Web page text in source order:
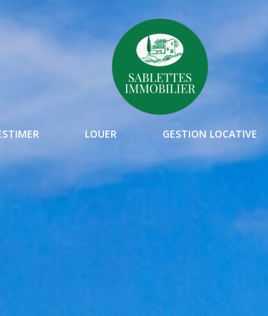
LOUER GESTION LOCATIVE